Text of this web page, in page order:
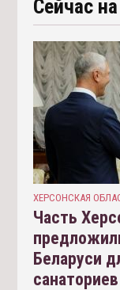
Сейчас
ХЕРСОНСКАЯ
Часть
Беларуси
санаториев